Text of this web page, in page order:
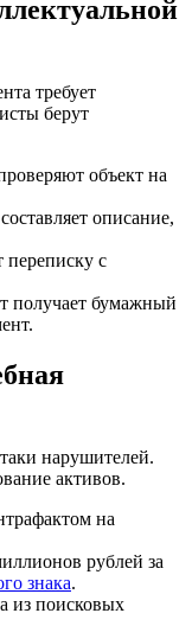
требует
берут
объект на
описание,
с
получает бумажный
нарушителей.
активов.
на
рублей за
знака.
из поисковых